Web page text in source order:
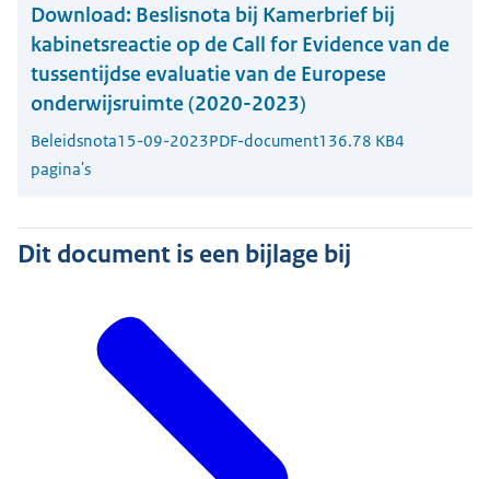
Download: Beslisnota bij Kamerbrief bij
kabinetsreactie op de Call for Evidence van de
tussentijdse evaluatie van de Europese
onderwijsruimte (2020-2023)
Beleidsnota15-09-2023PDF-document136.78 KB4
pagina's
Dit document is een bijlage bij